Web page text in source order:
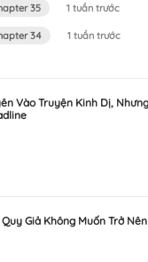
35 1 tuần trước
34 1 tuần trước
Vào Truyện Kinh Dị,
Quy Giả Không Muốn Trở